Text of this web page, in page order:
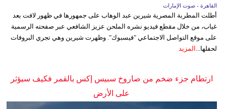
القاهرة - صوت الإمارات
أطلت المطربة المصرية شيرين عبد الوهاب على جمهورها في ظهور لافت بعد
غياب، من خلال مقطع فيديو نشره الملحن عزيز الشافعي عبر صفحته الرسمية
على موقع التواصل الاجتماعي "فيسبوك". وظهرت شيرين وهي تجري البروفات
لحفلها...
المزيد
ارتطام جزء ضخم من صاروخ سبيس إكس بالقمر فكيف سيؤثر
على الأرض